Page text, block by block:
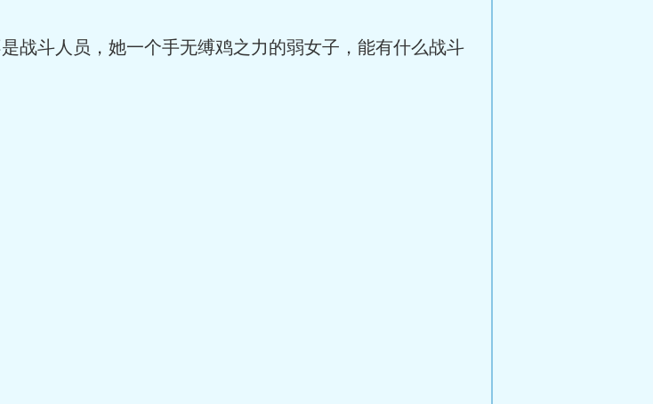
斗人员，她一个手无缚鸡之力的弱女子，能有什么战斗